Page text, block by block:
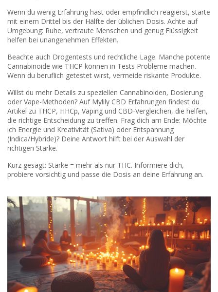
Wenn du wenig Erfahrung hast oder empfindlich reagierst, starte
mit einem Drittel bis der Hälfte der üblichen Dosis. Achte auf
Umgebung: Ruhe, vertraute Menschen und genug Flüssigkeit
helfen bei unangenehmen Effekten.
Beachte auch Drogentests und rechtliche Lage. Manche potente
Cannabinoide wie THCP können in Tests Probleme machen.
Wenn du beruflich getestet wirst, vermeide riskante Produkte.
Willst du mehr Details zu speziellen Cannabinoiden, Dosierung
oder Vape-Methoden? Auf Mylily CBD Erfahrungen findest du
Artikel zu THCP, HHCp, Vaping und CBD-Vergleichen, die helfen,
die richtige Entscheidung zu treffen. Frag dich am Ende: Möchte
ich Energie und Kreativität (Sativa) oder Entspannung
(Indica/Hybride)? Deine Antwort hilft bei der Auswahl der
richtigen Stärke.
Kurz gesagt: Stärke = mehr als nur THC. Informiere dich,
probiere vorsichtig und passe die Dosis an deine Erfahrung an.